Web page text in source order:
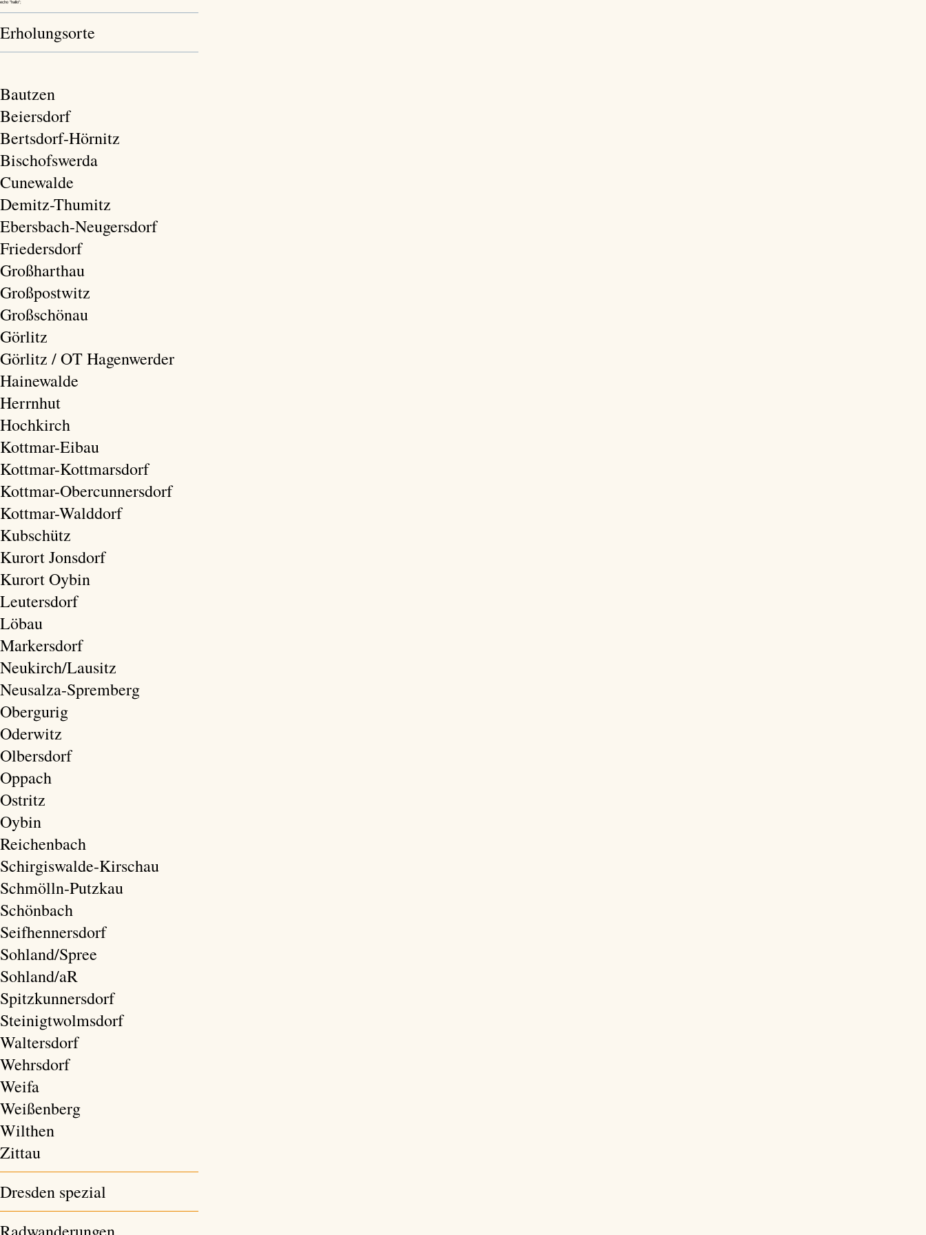
echo "hallo";
Erholungsorte
Bautzen
Beiersdorf
Bertsdorf-Hörnitz
Bischofswerda
Cunewalde
Demitz-Thumitz
Ebersbach-Neugersdorf
Friedersdorf
Großharthau
Großpostwitz
Großschönau
Görlitz
Görlitz / OT Hagenwerder
Hainewalde
Herrnhut
Hochkirch
Kottmar-Eibau
Kottmar-Kottmarsdorf
Kottmar-Obercunnersdorf
Kottmar-Walddorf
Kubschütz
Kurort Jonsdorf
Kurort Oybin
Leutersdorf
Löbau
Markersdorf
Neukirch/Lausitz
Neusalza-Spremberg
Obergurig
Oderwitz
Olbersdorf
Oppach
Ostritz
Oybin
Reichenbach
Schirgiswalde-Kirschau
Schmölln-Putzkau
Schönbach
Seifhennersdorf
Sohland/Spree
Sohland/aR
Spitzkunnersdorf
Steinigtwolmsdorf
Waltersdorf
Wehrsdorf
Weifa
Weißenberg
Wilthen
Zittau
Dresden spezial